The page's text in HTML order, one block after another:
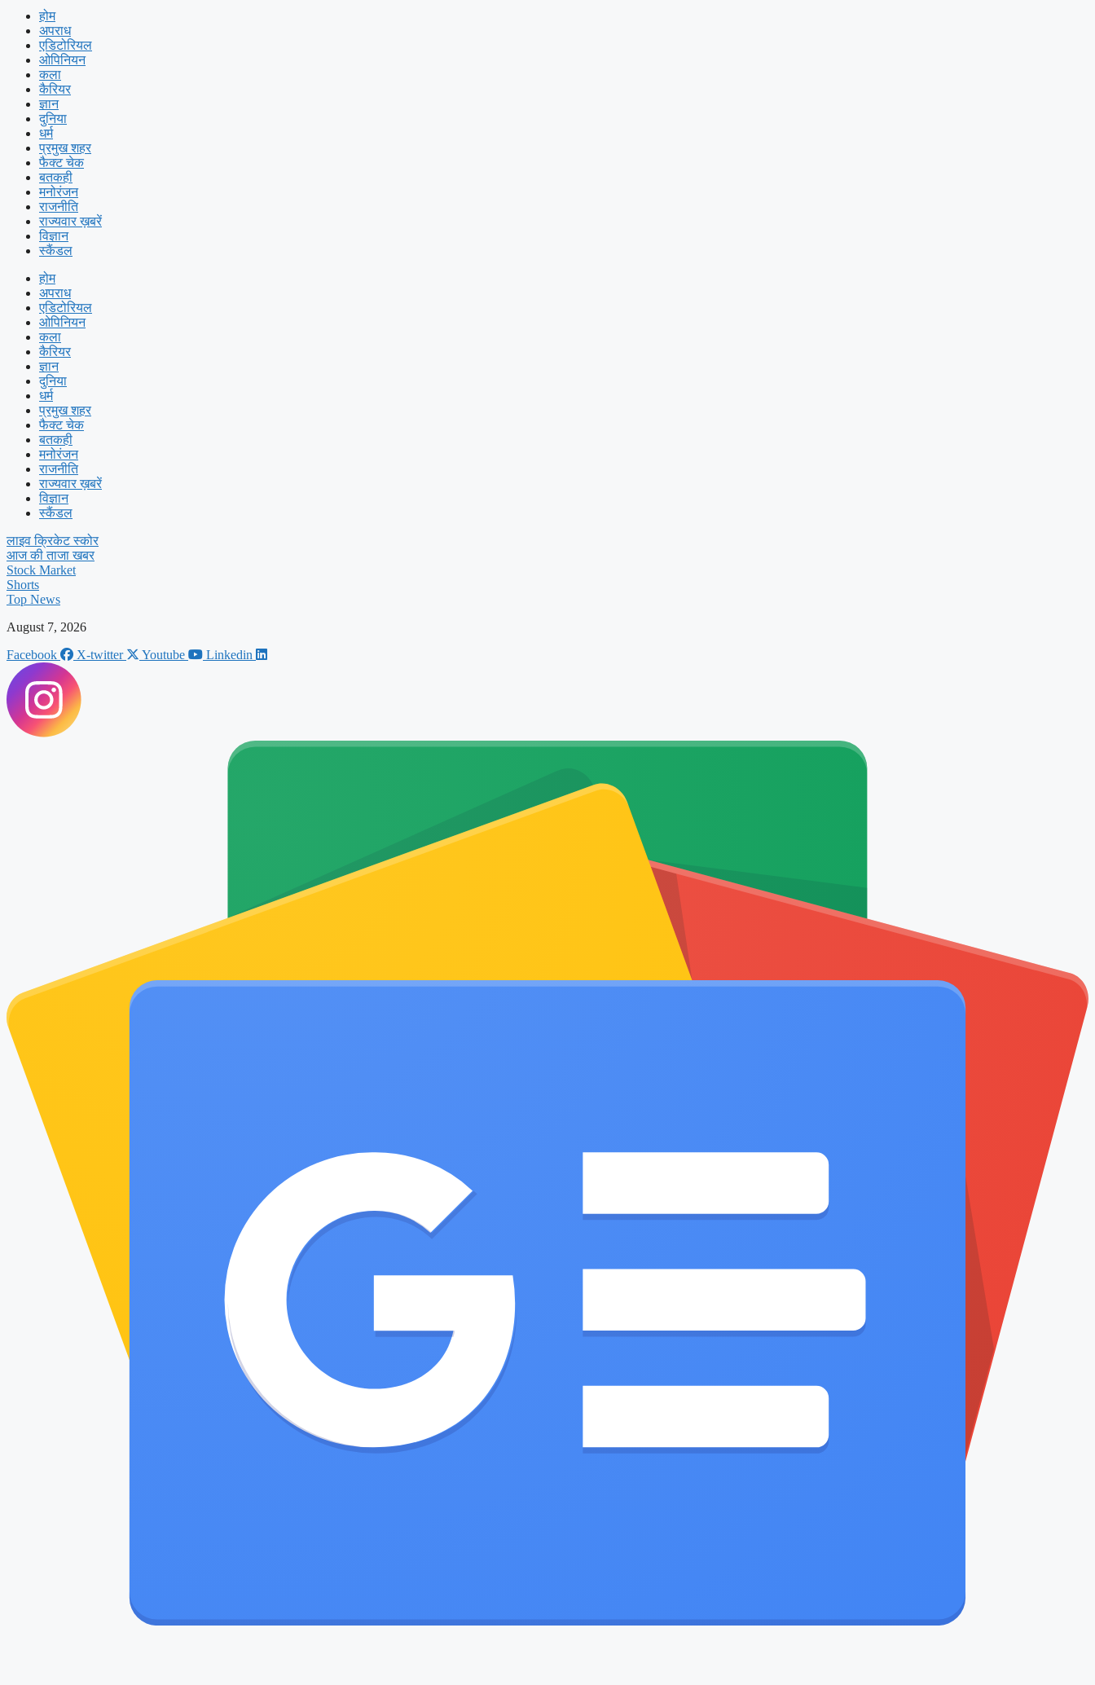
होम
अपराध
एडिटोरियल
ओपिनियन
कला
कैरियर
ज्ञान
दुनिया
धर्म
प्रमुख शहर
फैक्ट चेक
बतकही
मनोरंजन
राजनीति
राज्यवार ख़बरें
विज्ञान
स्कैंडल
होम
अपराध
एडिटोरियल
ओपिनियन
कला
कैरियर
ज्ञान
दुनिया
धर्म
प्रमुख शहर
फैक्ट चेक
बतकही
मनोरंजन
राजनीति
राज्यवार ख़बरें
विज्ञान
स्कैंडल
लाइव क्रिकेट स्कोर
आज की ताजा खबर
Stock Market
Shorts
Top News
August 7, 2026
Facebook
X-twitter Youtube Linkedin